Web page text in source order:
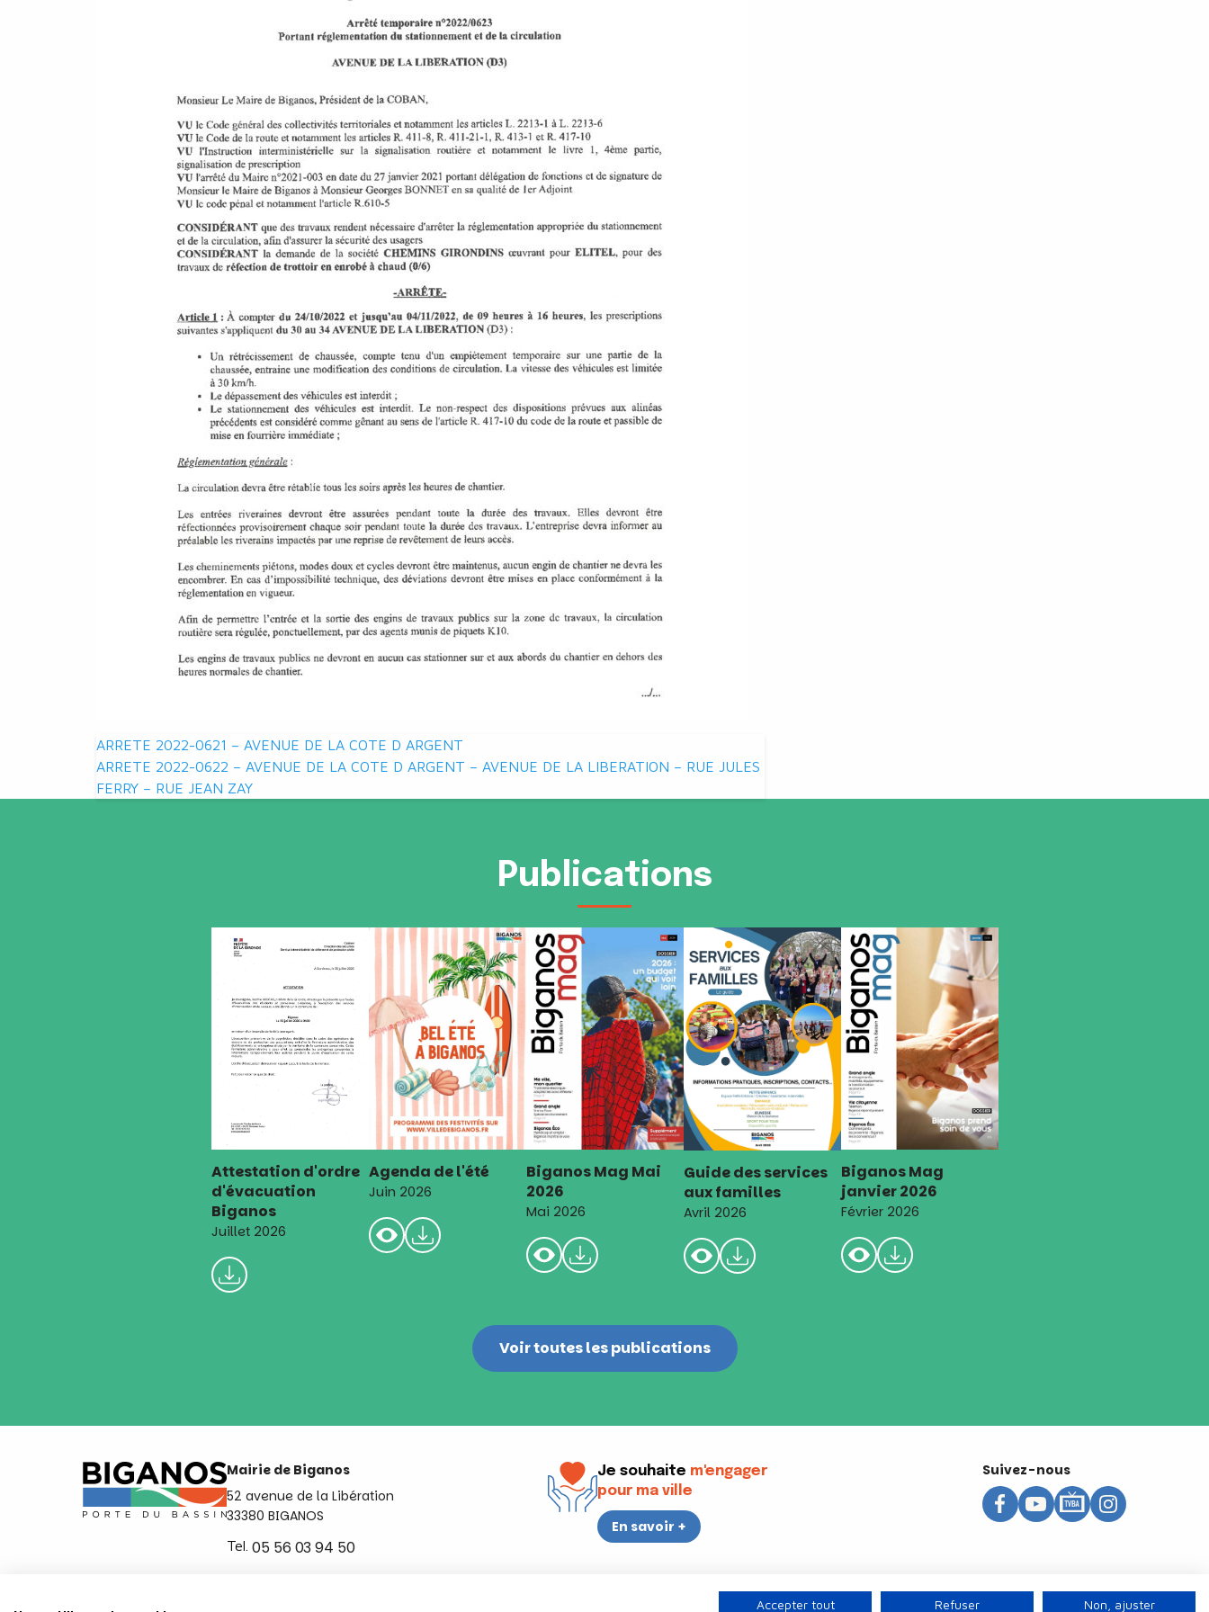
Navigation
de
ARRETE 2022-0621 – AVENUE DE LA COTE D ARGENT
ARRETE 2022-0622 – AVENUE DE LA COTE D ARGENT – AVENUE DE LA LIBERATION – RUE JULES
FERRY – RUE JEAN ZAY
Publications
Attestation d'ordre
d'évacuation
Biganos
Juillet 2026
Agenda de l'été
Juin 2026
Biganos Mag Mai
2026
Mai 2026
Guide des services
aux familles
Avril 2026
Biganos Mag
janvier 2026
Février 2026
Voir toutes les publications
Mairie de Biganos
52 avenue de la Libération
33380 BIGANOS
Tel. 05 56 03 94 50
Je souhaite m'engager
pour ma ville
En savoir +
Suivez-nous
Accepter tout Refuser Non, ajuster